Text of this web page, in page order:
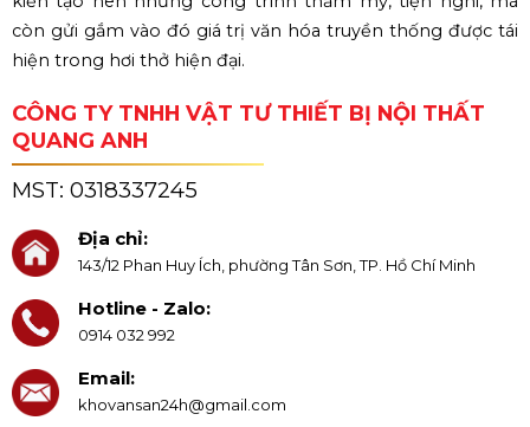
còn gửi gắm vào đó giá trị văn hóa truyền thống được tái
hiện trong hơi thở hiện đại.
CÔNG TY TNHH VẬT TƯ THIẾT BỊ NỘI THẤT
QUANG ANH
MST: 0318337245
Địa chỉ:
143/12 Phan Huy Ích, phường Tân Sơn, TP. Hồ Chí Minh
Hotline - Zalo:
0914 032 992
Email:
khovansan24h@gmail.com